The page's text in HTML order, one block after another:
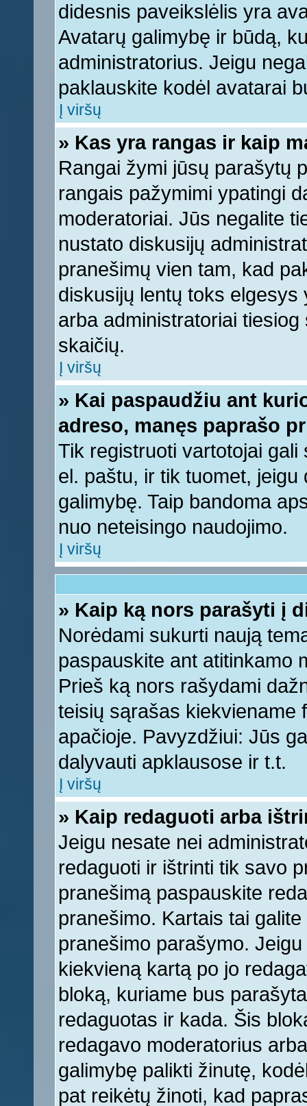
didesnis paveikslėlis yra
Avatarų galimybę ir būdą,
administratorius. Jeigu
paklauskite kodėl avatarai
Į viršų
» Kas yra rangas ir kaip
Rangai žymi jūsų parašytų
rangais pažymimi ypatingi
moderatoriai. Jūs negalite
nustato diskusijų
pranešimų vien tam, kad
diskusijų lentų toks
arba administratoriai
skaičių.
Į viršų
» Kai paspaudžiu ant
adreso, manęs paprašo
Tik registruoti vartotojai
el. paštu, ir tik tuomet,
galimybę. Taip bandoma
nuo neteisingo naudojimo.
Į viršų
» Kaip ką nors parašyti į
Norėdami sukurti naują
paspauskite ant atitinkamo
Prieš ką nors rašydami
teisių sąrašas kiekviename
apačioje. Pavyzdžiui: Jūs
dalyvauti apklausose ir t.t.
Į viršų
» Kaip redaguoti arba
Jeigu nesate nei
redaguoti ir ištrinti tik savo
pranešimą paspauskite
pranešimo. Kartais tai
pranešimo parašymo.
kiekvieną kartą po jo
bloką, kuriame bus
redaguotas ir kada. Šis
redagavo moderatorius
galimybę palikti žinutę,
pat reikėtų žinoti, kad